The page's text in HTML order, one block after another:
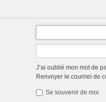
J’ai oublié mon mot de
Renvoyer le courriel de
Se souvenir de moi